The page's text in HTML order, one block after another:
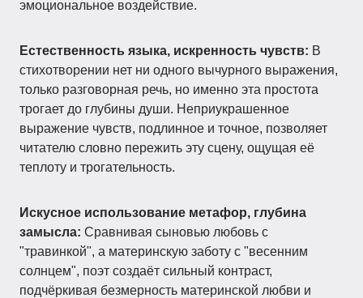
эмоциональное воздействие.
Естественность языка, искренность чувств: В
стихотворении нет ни одного вычурного выражения,
только разговорная речь, но именно эта простота
трогает до глубины души. Неприукрашенное
выражение чувств, подлинное и точное, позволяет
читателю словно пережить эту сцену, ощущая её
теплоту и трогательность.
Искусное использование метафор, глубина
замысла: Сравнивая сыновью любовь с
"травинкой", а материнскую заботу с "весенним
солнцем", поэт создаёт сильный контраст,
подчёркивая безмерность материнской любви и